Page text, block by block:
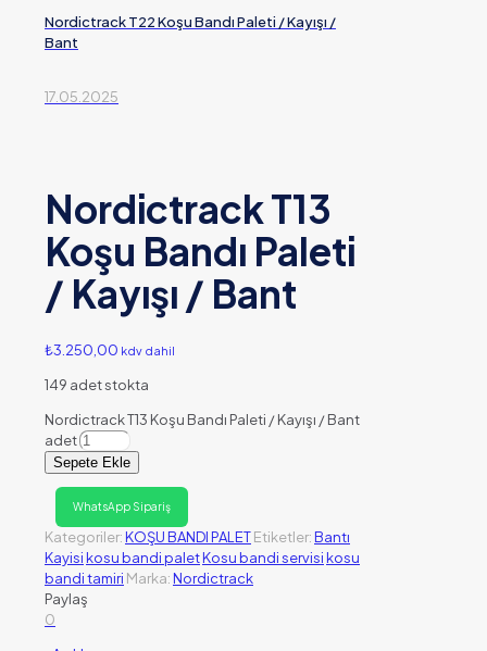
Nordictrack T22 Koşu Bandı Paleti / Kayışı /
Bant
17.05.2025
Nordictrack T13
Koşu Bandı Paleti
/ Kayışı / Bant
₺3.250,00 kdv dahil
149 adet stokta
Nordictrack T13 Koşu Bandı Paleti / Kayışı / Bant
adet
Sepete Ekle
WhatsApp Sipariş
Kategoriler:KOŞU BANDI PALETEtiketler:Bantı
Kayisikosu bandi paletKosu bandi servisikosu
bandi tamiri Marka:Nordictrack
Paylaş
0